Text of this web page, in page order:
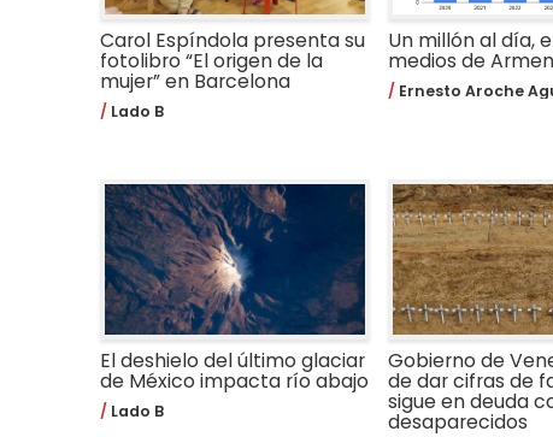
Carol Espíndola presenta su
fotolibro “El origen de la
mujer” en Barcelona
Lado B
Un millón al día,
medios de
Ernesto Aroche
El deshielo del último glaciar
de México impacta río abajo
Lado B
Gobierno de
de dar cifras de
sigue en deuda
desaparecidos